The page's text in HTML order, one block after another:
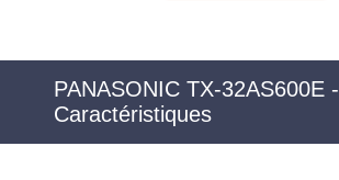
PANASONIC TX-32AS600E -
Caractéristiques